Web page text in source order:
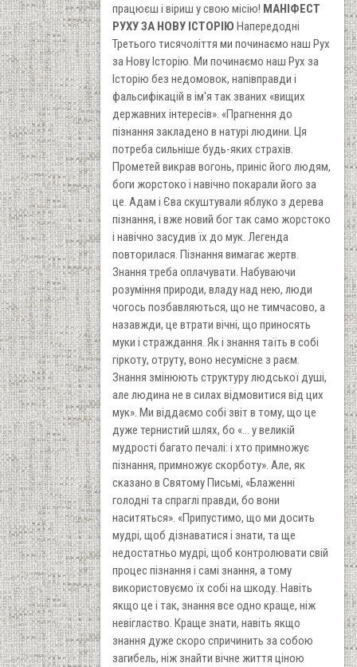
працюєш і віриш у свою місію! МАНІФЕСТ
РУХУ ЗА НОВУ ІСТОРІЮ Напередодні
Третього тисячоліття ми починаємо наш Рух
за Нову Історію. Ми починаємо наш Рух за
Історію без недомовок, напівправди і
фальсифікацій в ім'я так званих «вищих
державних інтересів». «Прагнення до
пізнання закладено в натурі людини. Ця
потреба сильніше будь-яких страхів.
Прометей викрав вогонь, приніс його людям,
боги жорстоко і навічно покарали його за
це. Адам і Єва скуштували яблуко з дерева
пізнання, і вже новий бог так само жорстоко
і навічно засудив їх до мук. Легенда
повторилася. Пізнання вимагає жертв.
Знання треба оплачувати. Набуваючи
розуміння природи, владу над нею, люди
чогось позбавляються, що не тимчасово, а
назавжди, це втрати вічні, що приносять
муки і страждання. Як і знання таїть в собі
гіркоту, отруту, воно несумісне з раєм.
Знання змінюють структуру людської душі,
але людина не в силах відмовитися від цих
мук». Ми віддаємо собі звіт в тому, що це
дуже тернистий шлях, бо «... у великій
мудрості багато печалі: і хто примножує
пізнання, примножує скорботу». Але, як
сказано в Святому Письмі, «Блаженні
голодні та спраглі правди, бо вони
наситяться». «Припустимо, що ми досить
мудрі, щоб дізнаватися і знати, та ще
недостатньо мудрі, щоб контролювати свій
процес пізнання і самі знання, а тому
використовуємо їх собі на шкоду. Навіть
якщо це і так, знання все одно краще, ніж
невігластво. Краще знати, навіть якщо
знання дуже скоро спричинить за собою
загибель, ніж знайти вічне життя ціною